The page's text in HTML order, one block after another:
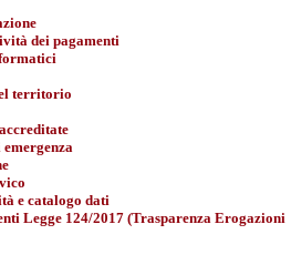
dei pagamenti
territorio
e catalogo dati
Legge 124/2017 (Trasparenza Erogazioni